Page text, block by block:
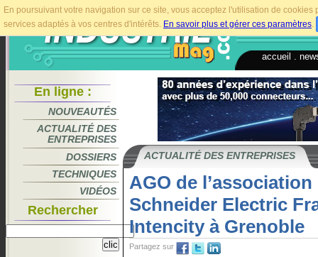
En poursuivant votre navigation sur ce site, vous acceptez l'utilisation de
services adaptés à vos centres d'intérêts. En savoir plus et gérer ces paramètres.
accueil
En ligne :
NOUVEAUTÉS
ACTUALITÉ DES
ENTREPRISES
DOSSIERS
TECHNIQUES
VIDÉOS
Rechercher
ACTUALITÉ DES ENTREPRISES
AGO de
Schneider Electric
Intencity à Grenoble
Partagez sur